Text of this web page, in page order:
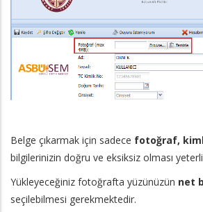
Belge çıkarmak için sadece fotoğraf,
bilgilerinizin doğru ve eksiksiz olması
Yükleyeceğiniz fotoğrafta yüzünüzün net
seçilebilmesi gerekmektedir.